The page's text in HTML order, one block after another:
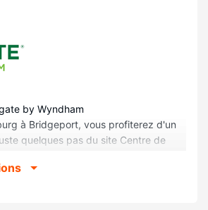
by Wyndham
à Bridgeport, vous profiterez d'un
quelques pas du site Centre de
Hospital Center. Cet hôtel se